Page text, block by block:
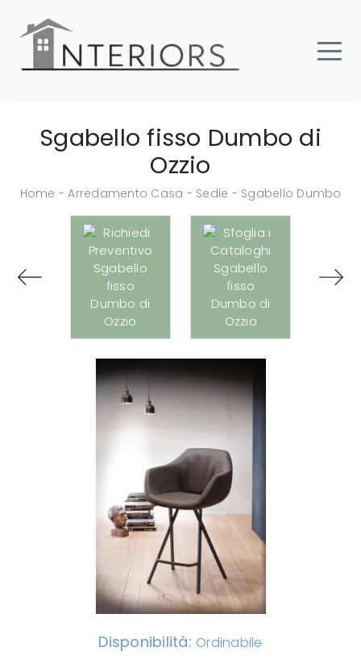
Sgabello fisso Dumbo di
Ozzio
Home -Arredamento Casa - Sedie - Sgabello Dumbo
Disponibilità: Ordinabile